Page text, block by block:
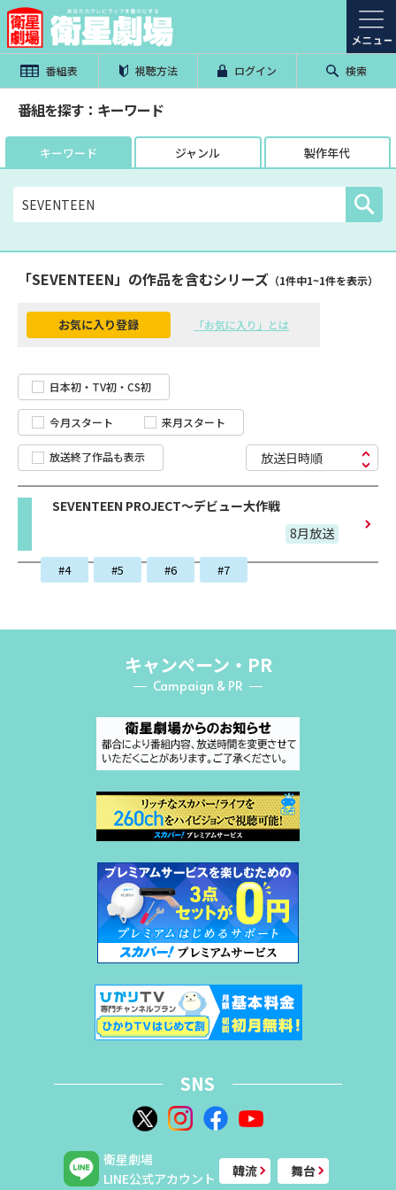
番組表 視聴方法 ログイン 検索
番組を探す：キーワード
キーワード ジャンル 製作年代
「SEVENTEEN」の作品を含むシリーズ （1件中1~1件を表示）
お気に入り登録 「お気に入り」とは
日本初・TV初・CS初
今月スタート 来月スタート
放送終了作品も表示 放送日時順
SEVENTEEN PROJECT～デビュー大作戦
8月放送
#4 #5 #6 #7
キャンペーン・PR
Campaign & PR
SNS
衛星劇場
LINE公式アカウント
韓流 舞台